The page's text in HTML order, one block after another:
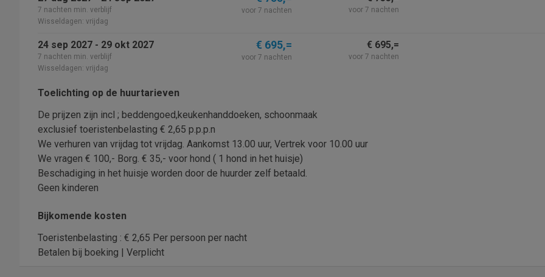
7 nachten min. verblijf
Wisseldagen: vrijdag
voor 7 nachten voor 7 nachten
24 sep 2027 - 29 okt 2027
7 nachten min. verblijf
Wisseldagen: vrijdag
€ 695,=
voor 7 nachten
€ 695,=
voor 7 nachten
Toelichting op de huurtarieven
De prijzen zijn incl ; beddengoed,keukenhanddoeken, schoonmaak
exclusief toeristenbelasting € 2,65 p.p.p.n
We verhuren van vrijdag tot vrijdag. Aankomst 13.00 uur, Vertrek voor 10.00 uur
We vragen € 100,- Borg. € 35,- voor hond ( 1 hond in het huisje)
Beschadiging in het huisje worden door de huurder zelf betaald.
Geen kinderen
Bijkomende kosten
Toeristenbelasting : € 2,65 Per persoon per nacht
Betalen bij boeking | Verplicht